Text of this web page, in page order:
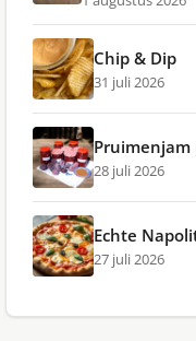
Chip & Dip
31 juli 2026
Pruimenjam
28 juli 2026
Echte
27 juli 2026